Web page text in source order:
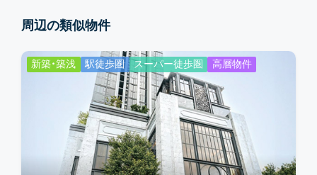
周辺の類似物件
新築・築浅 駅徒歩圏 スーパー徒歩圏 高層物件